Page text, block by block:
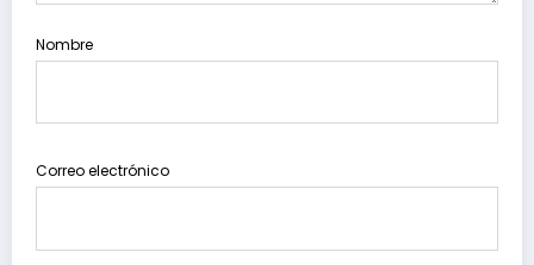
Nombre
Correo electrónico